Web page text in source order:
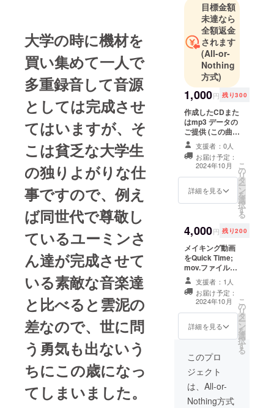
大学の時に機材を
買い集めて一人で
多重録音して音源
としては完成させ
てはいますが、そ
こは貧乏な大学生
の独りよがりな仕
事ですので、例え
ば同世代で尊敬し
ているユーミンさ
ん達が完成させて
いる素敵な音楽達
と比べると雲泥の
差なので、世に問
う勇気も出ないう
ちにこの歳になっ
てしまいました。
目標金額
未達なら
全額返金
されます
(All-or-
Nothing
方式)
1,000円 残り300
作成したCDまた
はmp3 データの
ご提供 (この曲の
他に未発表のオ
リジナルで曲2曲
収録) CDご希望
の方は送付先情
報を、mp3 デー
タご希望の方は
支援者：0人
お届け予定：
2024年10月
詳細を見る
こ
の
リ
タ
ー
ン
を
選
択
す
る
4,000円 残り200
メイキング動画
をQuick Time;
mov.ファイルで
ご提供 備考欄に
メールアドレス
をご記入くださ
い。
支援者：1人
お届け予定：
2024年10月
詳細を見る
こ
の
リ
タ
ー
ン
を
選
択
す
る
このプロ
ジェクト
は、All-or-
Nothing方式